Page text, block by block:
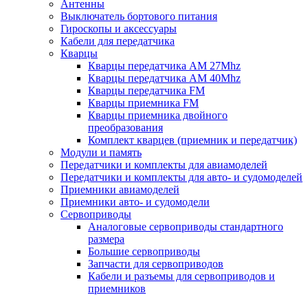
Антенны
Выключатель бортового питания
Гироскопы и аксессуары
Кабели для передатчика
Кварцы
Кварцы передатчика AM 27Mhz
Кварцы передатчика AM 40Mhz
Кварцы передатчика FM
Кварцы приемника FM
Кварцы приемника двойного
преобразования
Комплект кварцев (приемник и передатчик)
Модули и память
Передатчики и комплекты для авиамоделей
Передатчики и комплекты для авто- и судомоделей
Приемники авиамоделей
Приемники авто- и судомодели
Сервоприводы
Аналоговые сервоприводы стандартного
размера
Большие сервоприводы
Запчасти для сервоприводов
Кабели и разъемы для сервоприводов и
приемников